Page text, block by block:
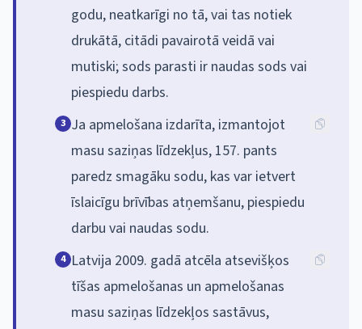
godu, neatkarīgi no tā, vai tas notiek
drukātā, citādi pavairotā veidā vai
mutiski; sods parasti ir naudas sods vai
piespiedu darbs.
3 Ja apmelošana izdarīta, izmantojot
masu saziņas līdzekļus, 157. pants
paredz smagāku sodu, kas var ietvert
īslaicīgu brīvības atņemšanu, piespiedu
darbu vai naudas sodu.
4 Latvija 2009. gadā atcēla atsevišķos
tīšas apmelošanas un apmelošanas
masu saziņas līdzekļos sastāvus,